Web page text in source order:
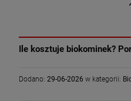
Ile kosztuje biokominek?
Dodano: 29-06-2026 w kategorii: